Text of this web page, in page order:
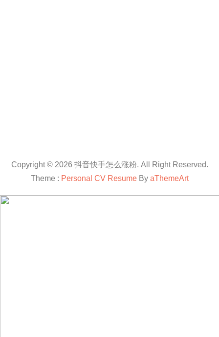
Copyright © 2026 抖音快手怎么涨粉. All Right Reserved.
Theme : Personal CV ResumeBy aThemeArt